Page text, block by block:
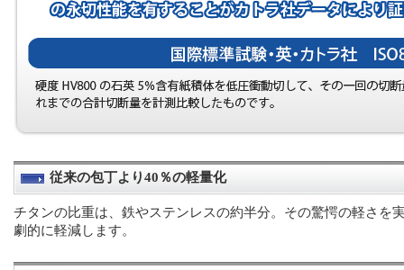
従来の包丁より40％の軽量化
チタンの比重は、鉄やステンレスの約半分。その驚愕の軽さを
劇的に軽減します。